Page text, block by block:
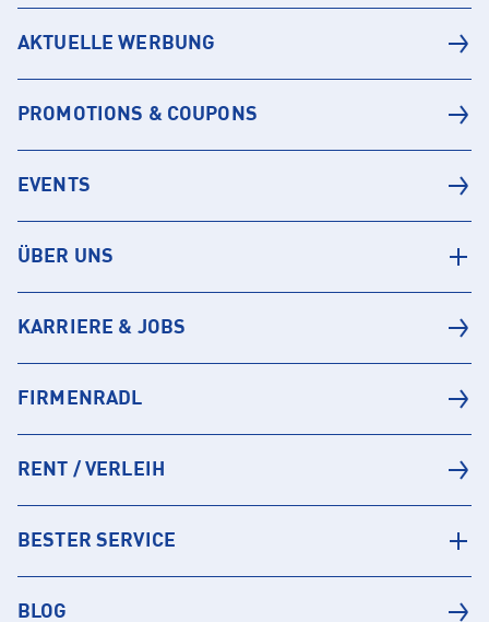
AKTUELLE WERBUNG
PROMOTIONS & COUPONS
EVENTS
ÜBER UNS
KARRIERE & JOBS
FIRMENRADL
RENT / VERLEIH
BESTER SERVICE
BLOG